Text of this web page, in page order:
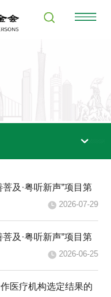
及·粤听新声”项目第
2026-07-29
及·粤听新声”项目第
2026-06-25
医疗机构选定结果的